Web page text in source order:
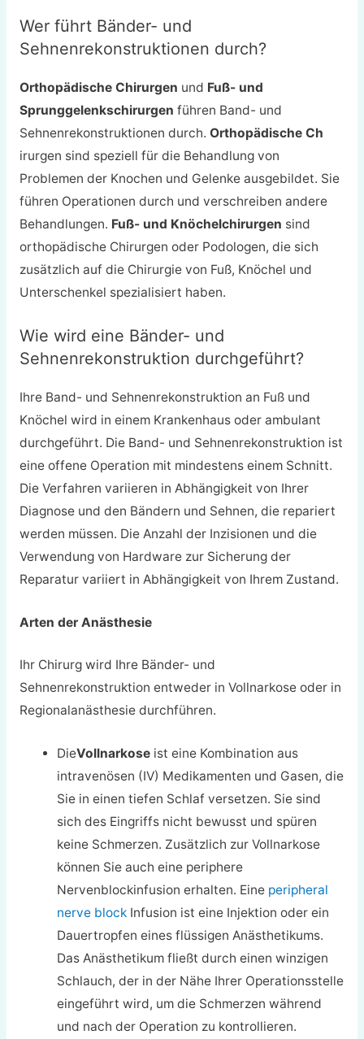
Wer führt Bänder- und
Sehnenrekonstruktionen durch?
Orthopädische Chirurgen und Fuß- und
Sprunggelenkschirurgen führen Band- und
Sehnenrekonstruktionen durch. Orthopädische Ch
irurgen sind speziell für die Behandlung von
Problemen der Knochen und Gelenke ausgebildet. Sie
führen Operationen durch und verschreiben andere
Behandlungen. Fuß- und Knöchelchirurgen sind
orthopädische Chirurgen oder Podologen, die sich
zusätzlich auf die Chirurgie von Fuß, Knöchel und
Unterschenkel spezialisiert haben.
Wie wird eine Bänder- und
Sehnenrekonstruktion durchgeführt?
Ihre Band- und Sehnenrekonstruktion an Fuß und
Knöchel wird in einem Krankenhaus oder ambulant
durchgeführt. Die Band- und Sehnenrekonstruktion ist
eine offene Operation mit mindestens einem Schnitt.
Die Verfahren variieren in Abhängigkeit von Ihrer
Diagnose und den Bändern und Sehnen, die repariert
werden müssen. Die Anzahl der Inzisionen und die
Verwendung von Hardware zur Sicherung der
Reparatur variiert in Abhängigkeit von Ihrem Zustand.
Arten der Anästhesie
Ihr Chirurg wird Ihre Bänder- und
Sehnenrekonstruktion entweder in Vollnarkose oder in
Regionalanästhesie durchführen.
DieVollnarkose ist eine Kombination aus
intravenösen (IV) Medikamenten und Gasen, die
Sie in einen tiefen Schlaf versetzen. Sie sind
sich des Eingriffs nicht bewusst und spüren
keine Schmerzen. Zusätzlich zur Vollnarkose
können Sie auch eine periphere
Nervenblockinfusion erhalten. Eine peripheral
nerve block Infusion ist eine Injektion oder ein
Dauertropfen eines flüssigen Anästhetikums.
Das Anästhetikum fließt durch einen winzigen
Schlauch, der in der Nähe Ihrer Operationsstelle
eingeführt wird, um die Schmerzen während
und nach der Operation zu kontrollieren.